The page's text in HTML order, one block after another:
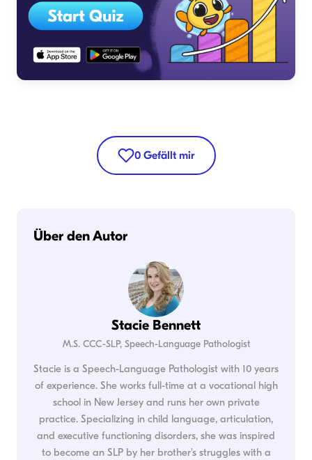
0 Gefällt mir
Über den Autor
Stacie Bennett
M.S. CCC-SLP, Speech-Language Pathologist
Stacie is a Speech-Language Pathologist with 10 years
of experience. She works full-time at a vocational high
school in New Jersey and runs her own private
practice. Specializing in child language, articulation,
and executive functioning disorders, she was inspired
to become an SLP by her brother's struggles with a